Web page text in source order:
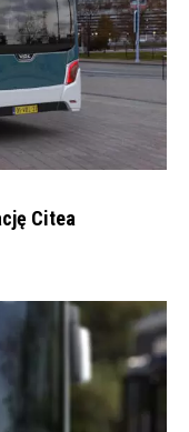
Citea